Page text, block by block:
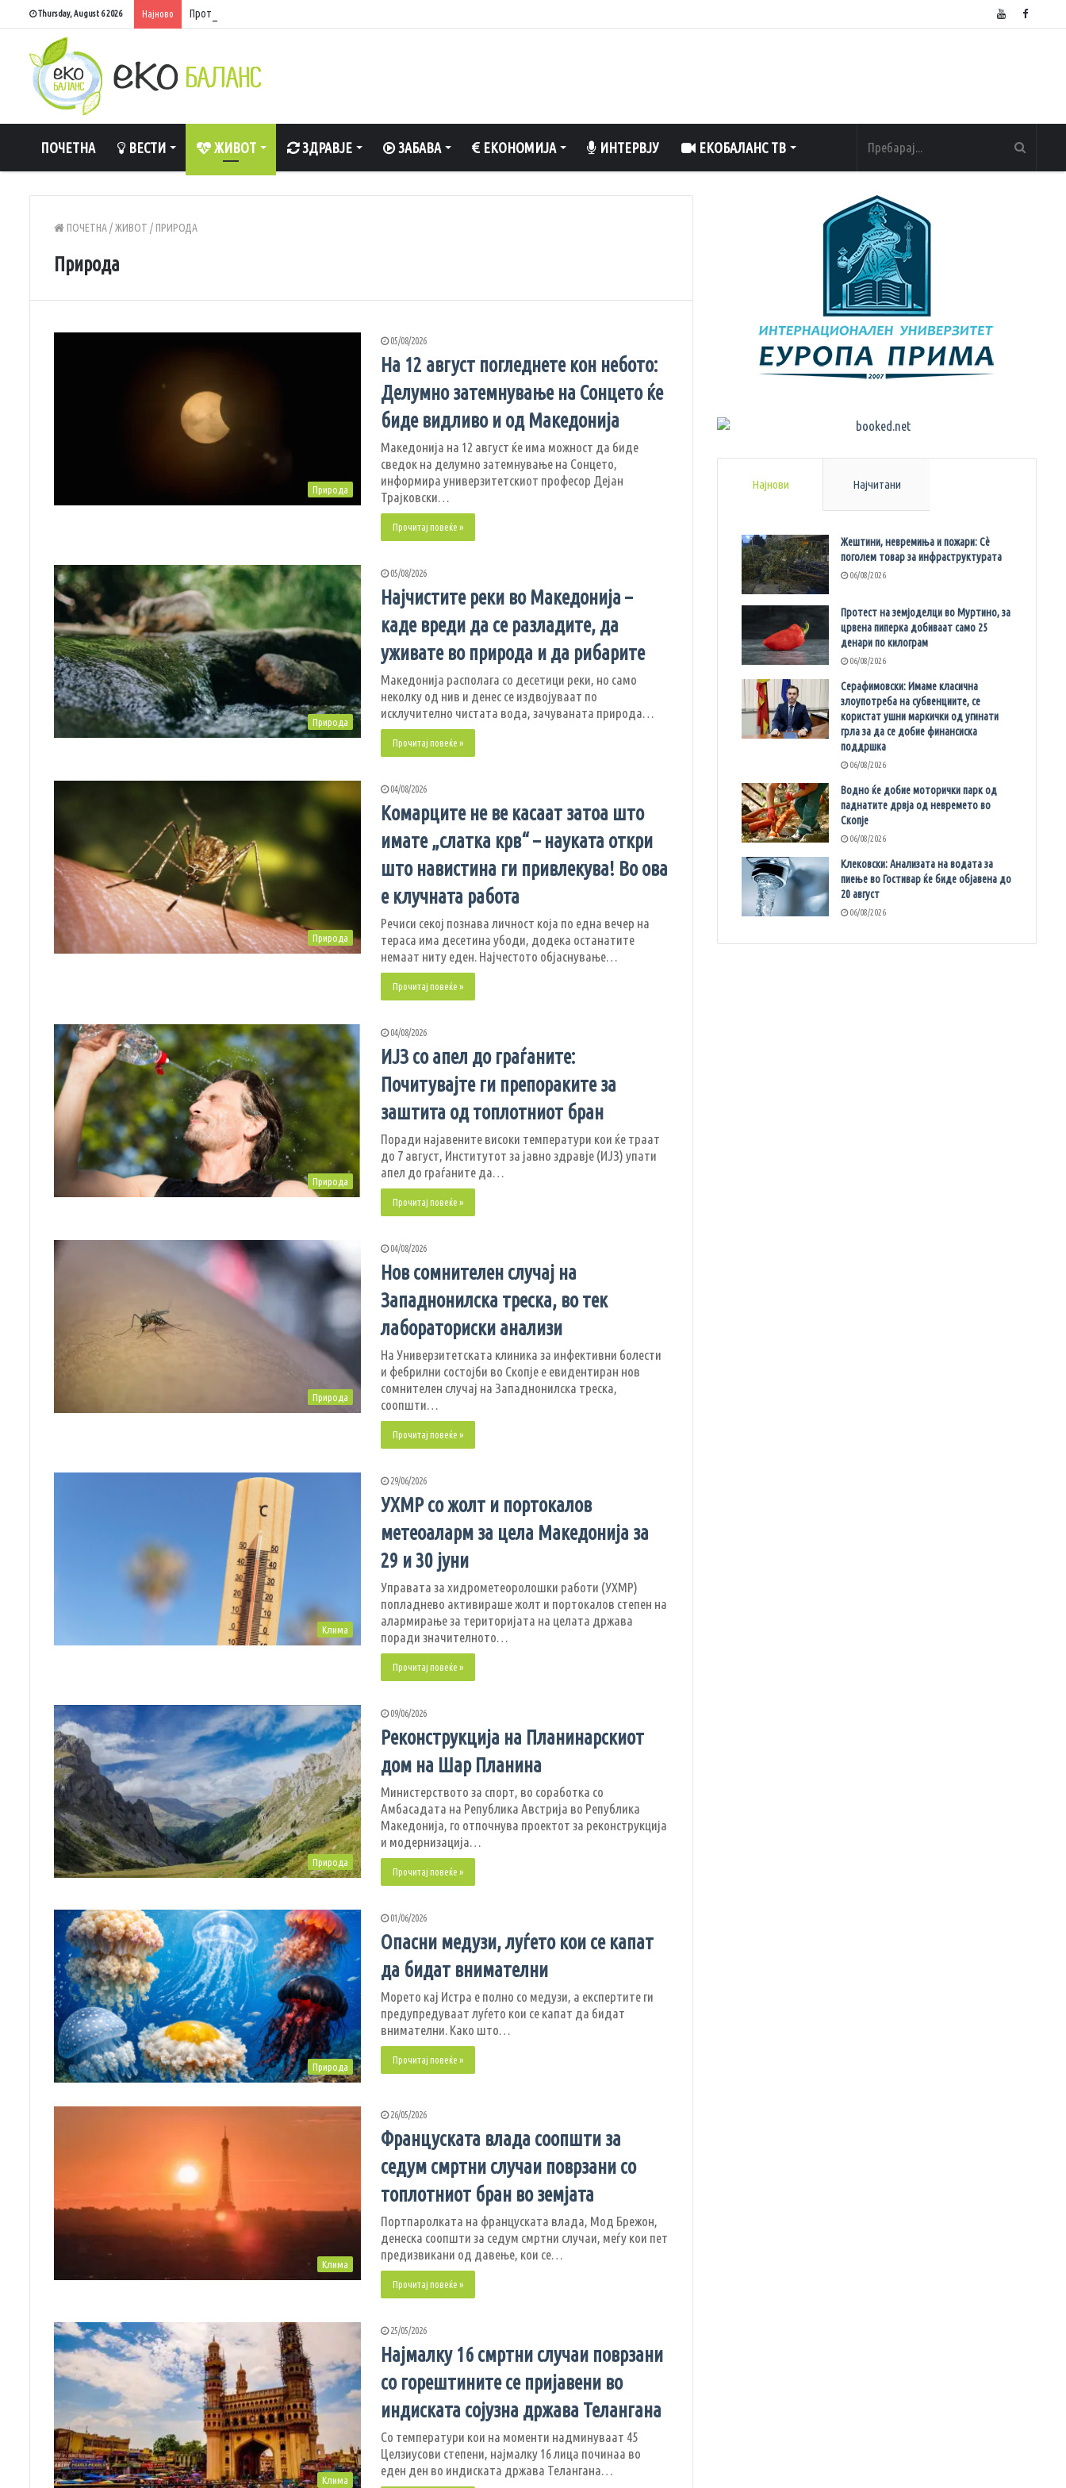
Thursday, August 6 2026 Најново Протест на земјоделци во Муртино, за црвена пиперка добиваат само 25 денари по килограм
ПОЧЕТНА ВЕСТИ ЖИВОТ ЗДРАВЈЕ ЗАБАВА ЕКОНОМИЈА ИНТЕРВЈУ ЕКОБАЛАНС ТВ
ПОЧЕТНА/ЖИВОТ / ПРИРОДА
Природа
Природа
05/08/2026
На 12 август погледнете кон небото:
Делумно затемнување на Сонцето ќе
биде видливо и од Македонија
Македонија на 12 август ќе има можност да биде
сведок на делумно затемнување на Сонцето,
информира универзитетскиот професор Дејан
Трајковски…
Прочитај повеќе »
Природа
05/08/2026
Најчистите реки во Македонија –
каде вреди да се разладите, да
уживате во природа и да рибарите
Македонија располага со десетици реки, но само
неколку од нив и денес се издвојуваат по
исклучително чистата вода, зачуваната природа…
Прочитај повеќе »
Природа
04/08/2026
Комарците не ве касаат затоа што
имате „слатка крв“ – науката откри
што навистина ги привлекува! Во ова
е клучната работа
Речиси секој познава личност која по една вечер на
тераса има десетина убоди, додека останатите
немаат ниту еден. Најчестото објаснување…
Прочитај повеќе »
Природа
04/08/2026
ИЈЗ со апел до граѓаните:
Почитувајте ги препораките за
заштита од топлотниот бран
Поради најавените високи температури кои ќе траат
до 7 август, Институтот за јавно здравје (ИЈЗ) упати
апел до граѓаните да…
Прочитај повеќе »
Природа
04/08/2026
Нов сомнителен случај на
Западнонилска треска, во тек
лабораториски анализи
На Универзитетската клиника за инфективни болести
и фебрилни состојби во Скопје е евидентиран нов
сомнителен случај на Западнонилска треска,
соопшти…
Прочитај повеќе »
Клима
29/06/2026
УХМР со жолт и портокалов
метеоаларм за цела Македонија за
29 и 30 јуни
Управата за хидрометеоролошки работи (УХМР)
попладнево активираше жолт и портокалов степен на
алармирање за територијата на целата држава
поради значителното…
Прочитај повеќе »
Природа
09/06/2026
Реконструкција на Планинарскиот
дом на Шар Планина
Министерството за спорт, во соработка со
Амбасадата на Република Австрија во Република
Македонија, го отпочнува проектот за реконструкција
и модернизација…
Прочитај повеќе »
Природа
01/06/2026
Опасни медузи, луѓето кои се капат
да бидат внимателни
Морето кај Истра е полно со медузи, а експертите ги
предупредуваат луѓето кои се капат да бидат
внимателни. Како што…
Прочитај повеќе »
Клима
26/05/2026
Француската влада соопшти за
седум смртни случаи поврзани со
топлотниот бран во земјата
Портпаролката на француската влада, Мод Брежон,
денеска соопшти за седум смртни случаи, меѓу кои пет
предизвикани од давење, кои се…
Прочитај повеќе »
Клима
25/05/2026
Најмалку 16 смртни случаи поврзани
со горештините се пријавени во
индиската сојузна држава Телангана
Со температури кои на моменти надминуваат 45
Целзиусови степени, најмалку 16 лица починаа во
еден ден во индиската држава Телангана…
Најнови Најчитани
Жештини, невремиња и пожари: Сè
поголем товар за инфраструктурата
06/08/2026
Протест на земјоделци во Муртино, за
црвена пиперка добиваат само 25
денари по килограм
06/08/2026
Серафимовски: Имаме класична
злоупотреба на субвенциите, се
користат ушни маркички од угинати
грла за да се добие финансиска
поддршка
06/08/2026
Водно ќе добие моторички парк од
паднатите дрвја од невремето во
Скопје
06/08/2026
Клековски: Анализата на водата за
пиење во Гостивар ќе биде објавена до
20 август
06/08/2026